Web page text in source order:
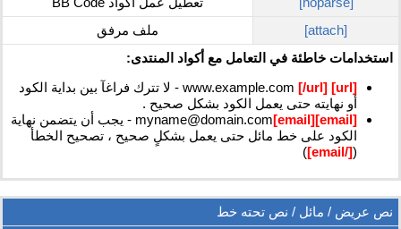
[attach]
ملف مرفق
استخدامات خاطئة في التعامل مع أكواد المنتدى:
[url]
[/url]
- لا تترك فراغآ بين بداية الكود
أو نهايته حتى يعمل الكود بشكل صحيح .
[email]
myname@domain.com[email]
- يجب أن يتضمن نهاية
الكود على خط مائل حتى يعمل بشكلٍ صحيح ، تصحيح الخطأ
(
[/email]
)
نص عريض / مائل / نص تحته خط